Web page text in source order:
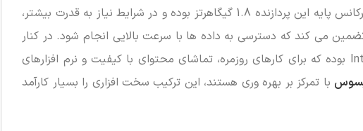
خوبی از پس وظایف چندگانه و نرم افزارهای مهندسی بر می آید. فرکانس پایه این پردازنده 1.8 گیگاهرتز بوده و در شرایط نیاز به قدرت بیشتر،
می یابد. حافظه کش 12 مگابایتی نیز تضمین می کند که دسترسی به داده ها با سرعت بالایی انجام شود. در کنار
این پردازنده کارآمد، پردازنده گرافیکی آن از نوع Intel UHD Graphics بوده که برای کارهای روزمره، تماشای محتوای با کیفیت و نرم افزارهای
با تمرکز بر بهره وری هستند، این ترکیب سخت افزاری را بسیار کارآمد